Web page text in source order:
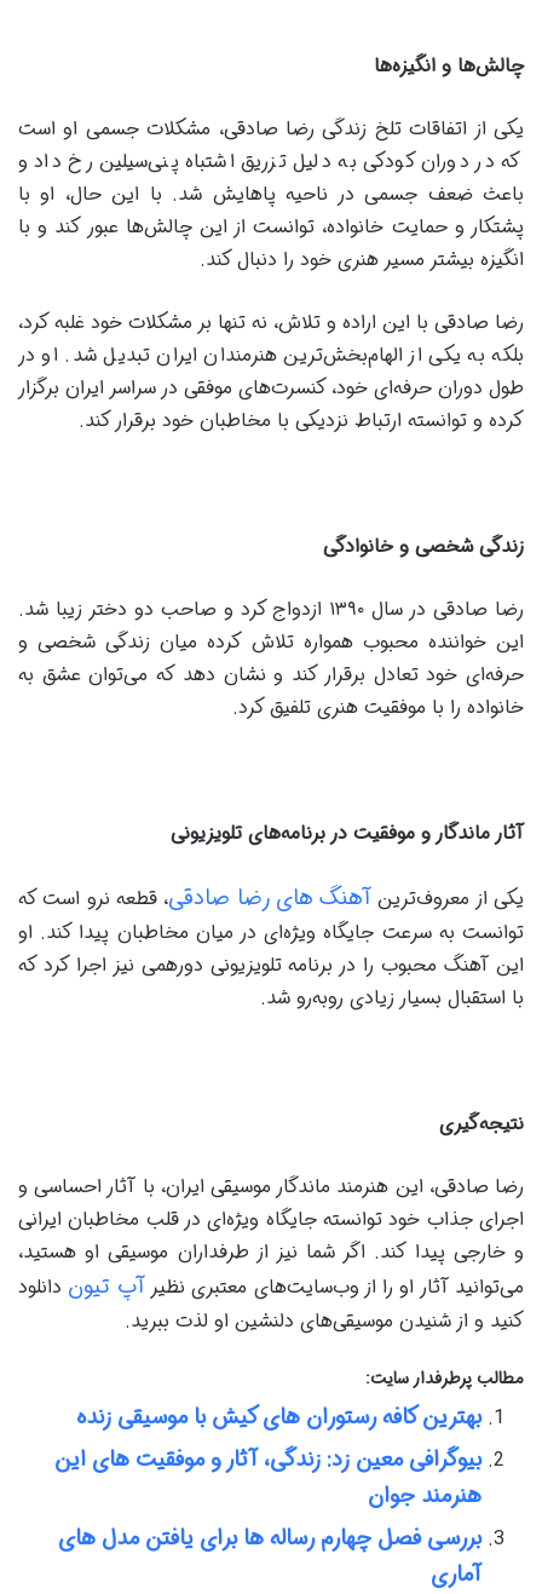
چالش‌ها و انگیزه‌ها
یکی از اتفاقات تلخ زندگی رضا صادقی، مشکلات جسمی او است
که در دوران کودکی به دلیل تزریق اشتباه پنی‌سیلین رخ داد و
باعث ضعف جسمی در ناحیه پاهایش شد. با این حال، او با
پشتکار و حمایت خانواده، توانست از این چالش‌ها عبور کند و با
انگیزه بیشتر مسیر هنری خود را دنبال کند.
رضا صادقی با این اراده و تلاش، نه تنها بر مشکلات خود غلبه کرد،
بلکه به یکی از الهام‌بخش‌ترین هنرمندان ایران تبدیل شد. او در
طول دوران حرفه‌ای خود، کنسرت‌های موفقی در سراسر ایران برگزار
کرده و توانسته ارتباط نزدیکی با مخاطبان خود برقرار کند.
زندگی شخصی و خانوادگی
رضا صادقی در سال ۱۳۹۰ ازدواج کرد و صاحب دو دختر زیبا شد.
این خواننده محبوب همواره تلاش کرده میان زندگی شخصی و
حرفه‌ای خود تعادل برقرار کند و نشان دهد که می‌توان عشق به
خانواده را با موفقیت هنری تلفیق کرد.
آثار ماندگار و موفقیت در برنامه‌های تلویزیونی
یکی از معروف‌ترین آهنگ ‌های رضا صادقی، قطعه نرو است که
توانست به سرعت جایگاه ویژه‌ای در میان مخاطبان پیدا کند. او
این آهنگ محبوب را در برنامه تلویزیونی دورهمی نیز اجرا کرد که
با استقبال بسیار زیادی روبه‌رو شد.
نتیجه‌گیری
رضا صادقی، این هنرمند ماندگار موسیقی ایران، با آثار احساسی و
اجرای جذاب خود توانسته جایگاه ویژه‌ای در قلب مخاطبان ایرانی
و خارجی پیدا کند. اگر شما نیز از طرفداران موسیقی او هستید،
می‌توانید آثار او را از وب‌سایت‌های معتبری نظیرآپ تیون دانلود
کنید و از شنیدن موسیقی‌های دلنشین او لذت ببرید.
مطالب پرطرفدار سایت:
بهترین کافه رستوران های کیش با موسیقی زنده
بیوگرافی معین زد: زندگی، آثار و موفقیت های این
هنرمند جوان
بررسی فصل چهارم رساله ها برای یافتن مدل های
آماری